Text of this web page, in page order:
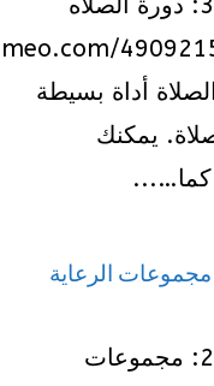
أداة بسيطة
يمكنك
كما…...
مساعده رقم 2: مجموعات الرعاية
أداه مساعده رقم 2: مجموعات